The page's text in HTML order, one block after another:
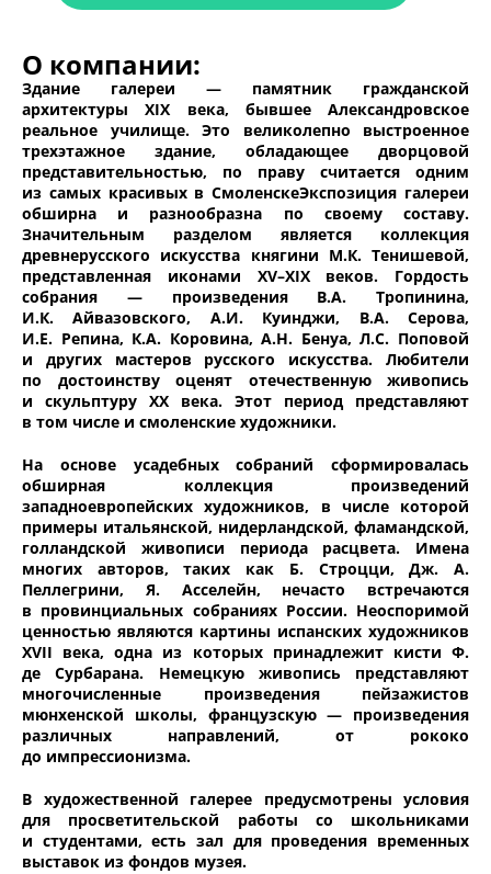
О компании:
Здание галереи — памятник гражданской
архитектуры XIX века, бывшее Александровское
реальное училище. Это великолепно выстроенное
трехэтажное здание, обладающее дворцовой
представительностью, по праву считается одним
из самых красивых в СмоленскеЭкспозиция галереи
обширна и разнообразна по своему составу.
Значительным разделом является коллекция
древнерусского искусства княгини М.К. Тенишевой,
представленная иконами XV–XIX веков. Гордость
собрания — произведения В.А. Тропинина,
И.К. Айвазовского, А.И. Куинджи, В.А. Серова,
И.Е. Репина, К.А. Коровина, А.Н. Бенуа, Л.С. Поповой
и других мастеров русского искусства. Любители
по достоинству оценят отечественную живопись
и скульптуру XX века. Этот период представляют
в том числе и смоленские художники.
На основе усадебных собраний сформировалась
обширная коллекция произведений
западноевропейских художников, в числе которой
примеры итальянской, нидерландской, фламандской,
голландской живописи периода расцвета. Имена
многих авторов, таких как Б. Строцци, Дж. А.
Пеллегрини, Я. Асселейн, нечасто встречаются
в провинциальных собраниях России. Неоспоримой
ценностью являются картины испанских художников
XVII века, одна из которых принадлежит кисти Ф.
де Сурбарана. Немецкую живопись представляют
многочисленные произведения пейзажистов
мюнхенской школы, французскую — произведения
различных направлений, от рококо
до импрессионизма.
В художественной галерее предусмотрены условия
для просветительской работы со школьниками
и студентами, есть зал для проведения временных
выставок из фондов музея.